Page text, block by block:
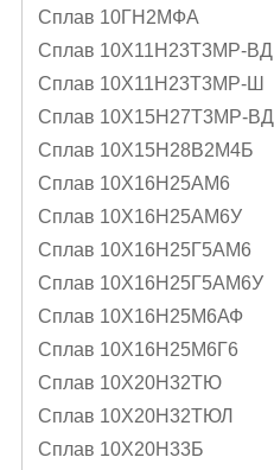
Сплав 10ГН2МФА
Сплав 10Х11Н23Т3МР-ВД
Сплав 10Х11Н23Т3МР-Ш
Сплав 10Х15Н27Т3МР-ВД
Сплав 10Х15Н28В2М4Б
Сплав 10Х16Н25АМ6
Сплав 10Х16Н25АМ6У
Сплав 10Х16Н25Г5АМ6
Сплав 10Х16Н25Г5АМ6У
Сплав 10Х16Н25М6АФ
Сплав 10Х16Н25М6Г6
Сплав 10Х20Н32ТЮ
Сплав 10Х20Н32ТЮЛ
Сплав 10Х20Н33Б